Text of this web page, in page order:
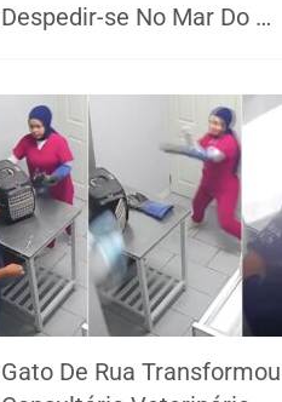
Despedir-se No Mar Do …
Gato De Rua Transformou